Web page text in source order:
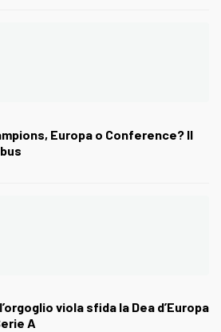
Europa o Conference? Il
viola sfida la Dea d’Europa
A